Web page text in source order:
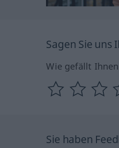
Sagen Sie uns
Wie gefällt
Sie haben